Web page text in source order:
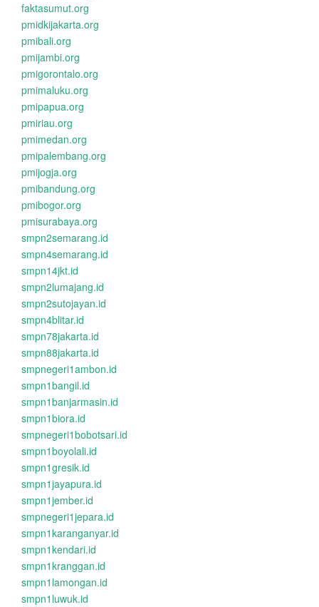
faktasumut.org
pmidkijakarta.org
pmibali.org
pmijambi.org
pmigorontalo.org
pmimaluku.org
pmipapua.org
pmiriau.org
pmimedan.org
pmipalembang.org
pmijogja.org
pmibandung.org
pmibogor.org
pmisurabaya.org
smpn2semarang.id
smpn4semarang.id
smpn14jkt.id
smpn2lumajang.id
smpn2sutojayan.id
smpn4blitar.id
smpn78jakarta.id
smpn88jakarta.id
smpnegeri1ambon.id
smpn1bangil.id
smpn1banjarmasin.id
smpn1biora.id
smpnegeri1bobotsari.id
smpn1boyolali.id
smpn1gresik.id
smpn1jayapura.id
smpn1jember.id
smpnegeri1jepara.id
smpn1karanganyar.id
smpn1kendari.id
smpn1kranggan.id
smpn1lamongan.id
smpn1luwuk.id